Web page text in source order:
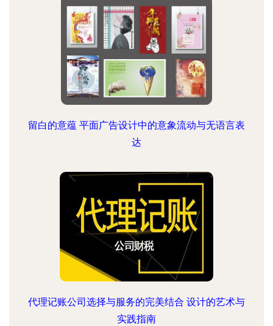
留白的意蕴 平面广告设计中的意象流动与无语言表
达
代理记账公司选择与服务的完美结合 设计的艺术与
实践指南